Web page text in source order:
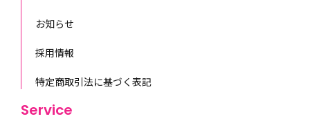
お知らせ
採用情報
特定商取引法に基づく表記
Service